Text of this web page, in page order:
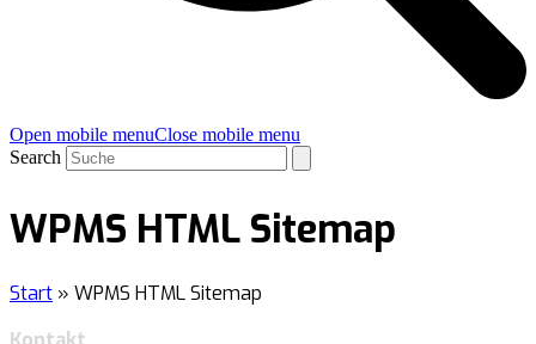
Open mobile menuClose mobile menu
Search
WPMS HTML Sitemap
Start » WPMS HTML Sitemap